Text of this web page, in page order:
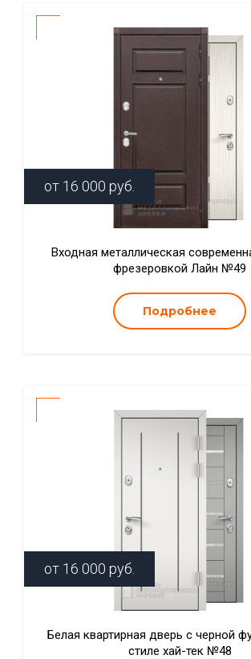
от 16 000 руб.
Входная металлическая
фрезеровкой Лайн №49
Подробнее
от 16 000 руб.
Белая квартирная дверь с черной
стиле хай-тек №48